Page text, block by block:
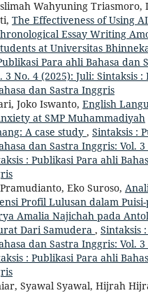
Wahyuning Triasmoro,
The Effectiveness of Using
Essay Writing
at Universitas
Para ahli Bahasa dan
3 No. 4 (2025): Juli: Sintaksis :
dan Sastra Inggris
Joko Iswanto, English
at SMP Muhammadiyah
A case study , Sintaksis :
dan Sastra Inggris: Vol. 3
: Publikasi Para ahli
Eko Suroso,
Profil Lulusan dalam
Amalia Najichah pada
Dari Samudera , Sintaksis
dan Sastra Inggris: Vol. 3
: Publikasi Para ahli
Syawal Syawal, Hijrah